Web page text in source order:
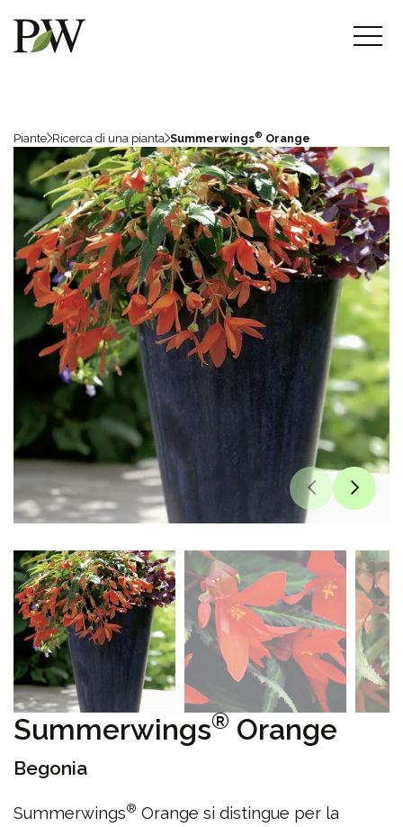
Piante Ricerca di una pianta Summerwings® Orange
Summerwings® Orange
Begonia
Summerwings® Orange si distingue per la